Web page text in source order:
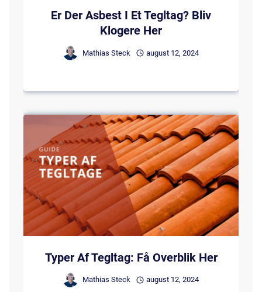
Er Der Asbest I Et Tegltag? Bliv
Klogere Her
Mathias Steck august 12, 2024
Typer Af Tegltag: Få Overblik Her
Mathias Steck august 12, 2024